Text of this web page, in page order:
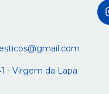
- Virgem da Lapa